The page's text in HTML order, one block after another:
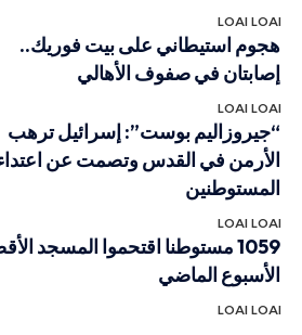
LOAI LOAI
هجوم استيطاني على بيت فوريك..
إصابتان في صفوف الأهالي
LOAI LOAI
“جيروزاليم بوست”: إسرائيل ترهب
الأرمن في القدس وتصمت عن
المستوطنين
LOAI LOAI
1059 مستوطنا اقتحموا المسجد
الأسبوع الماضي
LOAI LOAI